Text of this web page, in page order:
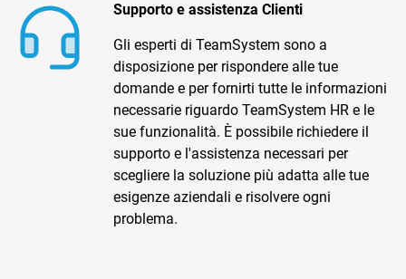
HR
Trust Services
TeamSystem Corporate
TeamSystem Store
Supporto e assistenza Clienti
Gli esperti di TeamSystem sono a
disposizione per rispondere alle tue
domande e per fornirti tutte le informazioni
necessarie riguardo TeamSystem HR e le
sue funzionalità. È possibile richiedere il
supporto e l'assistenza necessari per
scegliere la soluzione più adatta alle tue
esigenze aziendali e risolvere ogni
problema.